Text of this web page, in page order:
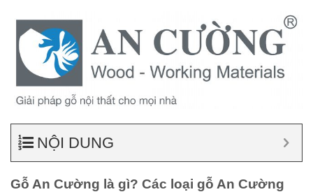
NỘI DUNG
Gỗ An Cường là gì? Các loại gỗ An Cường